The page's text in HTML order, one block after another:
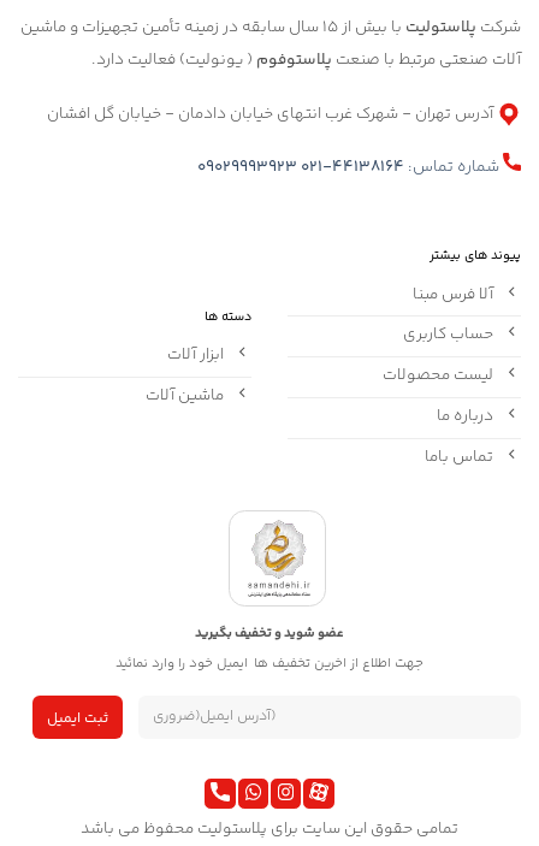
شرکت پلاستولیت
با بیش از 15 سال سابقه در زمینه تأمین تجهیزات و ماشین
آلات صنعتی مرتبط با صنعت پلاستوفوم ( یونولیت) فعالیت دارد.
آدرس تهران - شهرک غرب انتهای خیابان دادمان - خیابان گل افشان
شماره تماس: 021-44138164
09029993923
پیوند های بیشتر
آلا فرس مبنا
حساب کاربری
لیست محصولات
درباره ما
تماس باما
دسته ها
ابزار آلات
ماشین آلات
عضو شوید و تخفیف بگیرید
جهت اطلاع از اخرین تخفیف ها ایمیل خود را وارد نمائید
تمامی حقوق این سایت برای پلاستولیت محفوظ می باشد